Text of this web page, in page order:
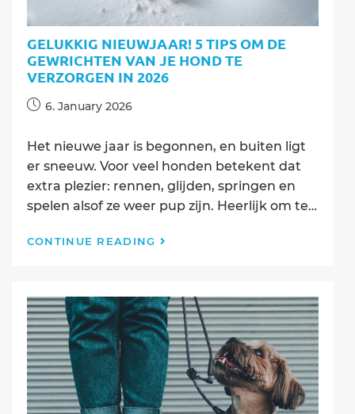
hond
gezond
te
houden
GELUKKIG NIEUWJAAR! 5 TIPS OM DE
GEWRICHTEN VAN JE HOND TE
VERZORGEN IN 2026
Post6. January 2026
Het nieuwe jaar is begonnen, en buiten ligt
er sneeuw. Voor veel honden betekent dat
extra plezier: rennen, glijden, springen en
spelen alsof ze weer pup zijn. Heerlijk om te…
CONTINUE READING
om
de
gewrichten
van
je
hond
te